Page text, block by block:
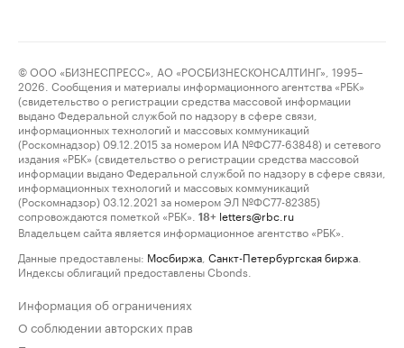
© ООО «БИЗНЕСПРЕСС», АО «РОСБИЗНЕСКОНСАЛТИНГ», 1995–
2026. Сообщения и материалы информационного агентства «РБК»
(свидетельство о регистрации средства массовой информации
выдано Федеральной службой по надзору в сфере связи,
информационных технологий и массовых коммуникаций
(Роскомнадзор) 09.12.2015 за номером ИА №ФС77-63848) и сетевого
издания «РБК» (свидетельство о регистрации средства массовой
информации выдано Федеральной службой по надзору в сфере связи,
информационных технологий и массовых коммуникаций
(Роскомнадзор) 03.12.2021 за номером ЭЛ №ФС77-82385)
сопровождаются пометкой «РБК».
18+ letters@rbc.ru
Владельцем сайта является информационное агентство «РБК».
Данные предоставлены: Мосбиржа Санкт-Петербургская биржа
Индексы облигаций предоставлены Cbonds.
Информация об ограничениях
О соблюдении авторских прав